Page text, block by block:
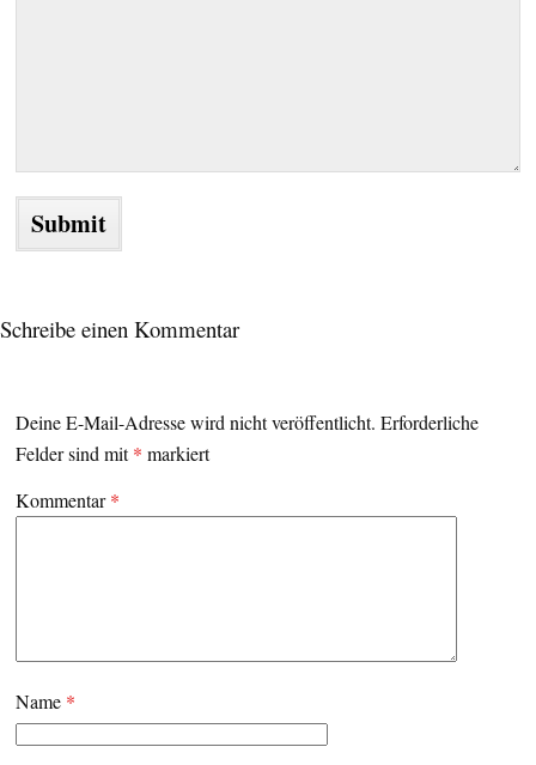
Schreibe einen Kommentar
Deine E-Mail-Adresse wird nicht veröffentlicht. Erforderliche
Felder sind mit* markiert
Kommentar*
Name *